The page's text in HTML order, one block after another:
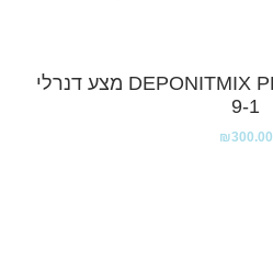
DEPONITMIX PROFESSIONAL 9IN1 מצע דנרלי
9-1
₪300.00